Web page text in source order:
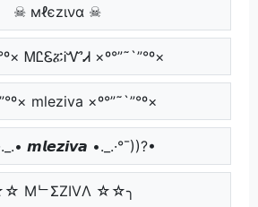
☠ мℓєzινα ☠
ᎷᏝᏋፚᎥᏉᏗ ×º°”˜`”°º×
mleziva ×º°”˜`”°º×
𝙢𝙡𝙚𝙯𝙞𝙫𝙖 •._.·°¯))?•
MᄂΣZIVΛ ☆☆╮